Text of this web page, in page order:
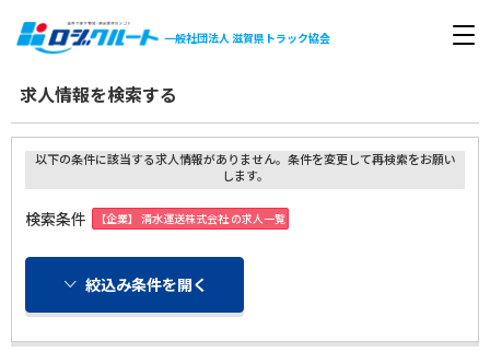
一般社団法人滋賀県トラック協会
求人情報を検索する
以下の条件に該当する求人情報がありません。条件を変更して再検索をお願い
します。
検索条件 【企業】 清水運送株式会社 の求人一覧
絞込み条件を開く